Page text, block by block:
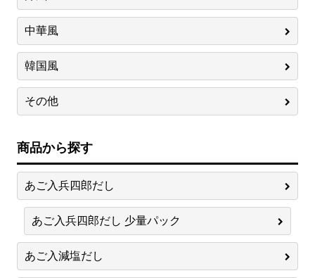
中華風
韓国風
その他
商品から探す
あご入兵四郎だし
あご入兵四郎だし 少量パック
あご入減塩だし